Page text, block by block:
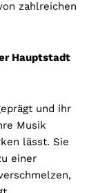
zahlreichen
Hauptstadt
und ihr
Musik
lässt. Sie
einer